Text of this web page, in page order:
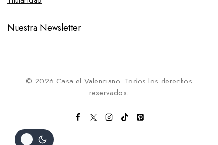
Nuestra Newsletter
© 2026 Casa el Valenciano. Todos los derechos
reservados.